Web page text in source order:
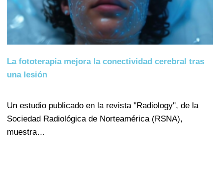
La fototerapia mejora la conectividad cerebral tras
una lesión
Un estudio publicado en la revista "Radiology", de la
Sociedad Radiológica de Norteamérica (RSNA),
muestra…